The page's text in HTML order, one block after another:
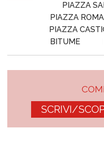
PIAZZA
PIAZZA ROMA
PIAZZA
BITUME
SCRIVI/